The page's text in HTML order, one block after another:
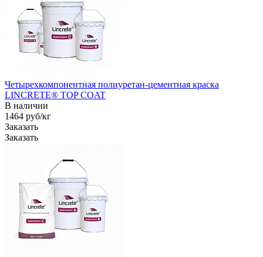
Четырехкомпонентная полиуретан-цементная краска
LINCRETE® TOP COAT
В наличии
1464 руб/кг
Заказать
Заказать